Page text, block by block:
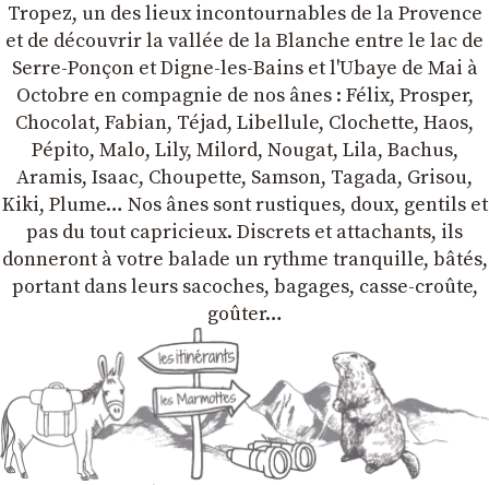
Tropez, un des lieux incontournables de la Provence
et de découvrir la vallée de la Blanche entre le lac de
Serre-Ponçon et Digne-les-Bains et l'Ubaye de Mai à
Octobre en compagnie de nos ânes : Félix, Prosper,
Chocolat, Fabian, Téjad, Libellule, Clochette, Haos,
Pépito, Malo, Lily, Milord, Nougat, Lila, Bachus,
Aramis, Isaac, Choupette, Samson, Tagada, Grisou,
Kiki, Plume… Nos ânes sont rustiques, doux, gentils et
pas du tout capricieux. Discrets et attachants, ils
donneront à votre balade un rythme tranquille, bâtés,
portant dans leurs sacoches, bagages, casse-croûte,
goûter…